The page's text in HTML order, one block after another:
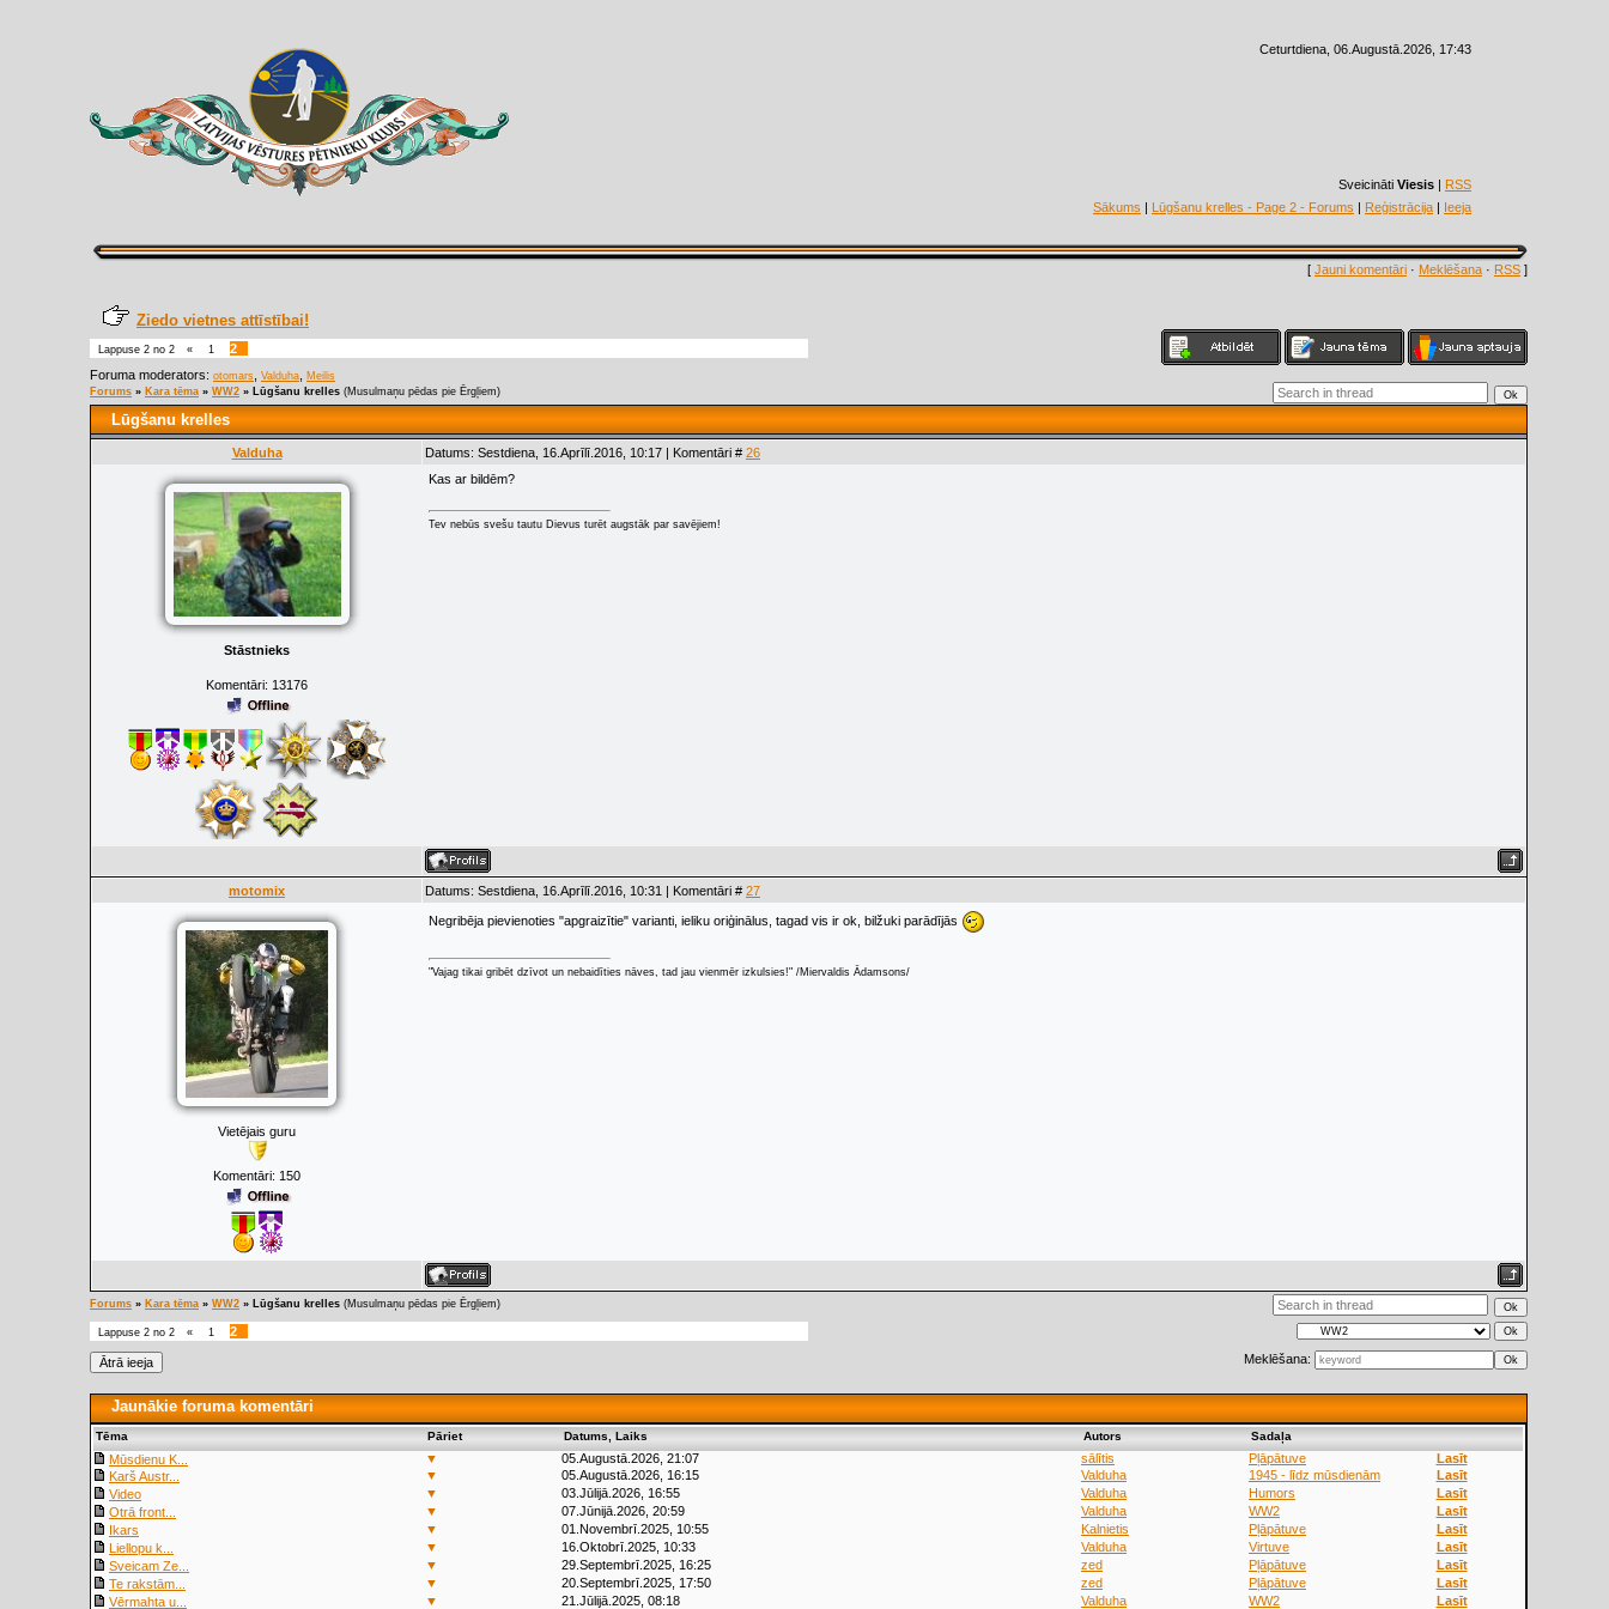
Ceturtdiena, 06.Augustā.2026, 17:43
Sveicināti Viesis | RSS
Sākums | Lūgšanu krelles - Page 2 - Forums | Reģistrācija | Ieeja
[ Jauni komentāri · Meklēšana · RSS ]
Ziedo vietnes attīstībai!
Lappuse 2 no 2 « 1
2
Foruma moderators: otomars Valduha
Meilis
Forums » Kara tēma » WW2 » Lūgšanu krelles (Musulmaņu pēdas pie Ērgļiem)
Lūgšanu krelles
Valduha Datums: Sestdiena, 16.Aprīlī.2016, 10:17 | Komentāri # 26
Stāstnieks
Komentāri: 13176
Kas ar bildēm?
Tev nebūs svešu tautu Dievus turēt augstāk par savējiem!
motomix Datums: Sestdiena, 16.Aprīlī.2016, 10:31 | Komentāri # 27
Vietējais guru
Komentāri: 150
Negribēja pievienoties "apgraizītie" varianti, ieliku oriģinālus, tagad vis ir ok, bilžuki parādījās
"Vajag tikai gribēt dzīvot un nebaidīties nāves, tad jau vienmēr izkulsies!" /Miervaldis Ādamsons/
Forums » Kara tēma » WW2 » Lūgšanu krelles (Musulmaņu pēdas pie Ērgļiem)
Lappuse 2 no 2 « 1
2
Meklēšana:
Jaunākie foruma komentāri
Tēma Pāriet Datums, Laiks Аutors Sadaļa
Mūsdienu K... ▼ 05.Augustā.2026, 21:07 sālītis Pļāpātuve
Lasīt
Karš Austr...
▼ 05.Augustā.2026, 16:15 Valduha 1945 - līdz mūsdienām
Lasīt
Video
▼ 03.Jūlijā.2026, 16:55 Valduha Humors
Lasīt
Otrā front...
▼ 07.Jūnijā.2026, 20:59 Valduha WW2
Lasīt
Ikars
▼ 01.Novembrī.2025, 10:55 Kalnietis Pļāpātuve
Lasīt
Liellopu k...
▼ 16.Oktobrī.2025, 10:33 Valduha Virtuve
Lasīt
Sveicam Ze...
▼ 29.Septembrī.2025, 16:25 zed Pļāpātuve
Lasīt
Te rakstām...
▼ 20.Septembrī.2025, 17:50 zed Pļāpātuve
Lasīt
Vērmahta u...
▼ 21.Jūlijā.2025, 08:18 Valduha WW2 Lasīt